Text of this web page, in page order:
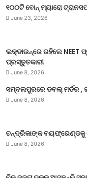
୧୦୦ଟି ବୋନ୍ ମ୍ୟାରୋ
June 23, 2026
ଲକ୍‌ଡାଉନ୍‌ରେ ରହିଲେ NEET
ପ୍ରସ୍ତୁତକାରୀ
June 8, 2026
ସମ୍ବଲପୁରରେ ଡବଲ୍ ମର୍ଡର ,
June 8, 2026
ଚନ୍ଦ୍ରିକାଙ୍କ ବୟଫ୍ରେଣ୍ଡକୁ
June 8, 2026